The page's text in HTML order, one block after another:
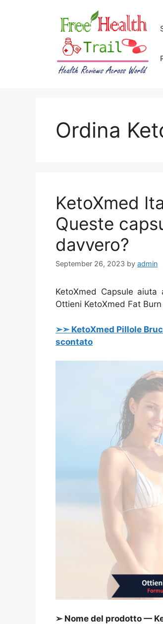
Ordina
KetoXmed
Queste
davvero?
September 26, 2023 by admin
KetoXmed Capsule
Ottieni KetoXmed Fat
➢➣ KetoXmed Pillole
scontato
➢ Nome del prodotto —